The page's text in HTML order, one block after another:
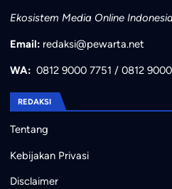
Ekosistem Media Online
Email: redaksi@pewarta.net
WA: 0812 9000 7751 / 0812
REDAKSI
Tentang
Kebijakan Privasi
Disclaimer